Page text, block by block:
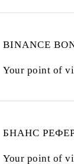
BINANCE
Your point of
БНАНС
Your point of